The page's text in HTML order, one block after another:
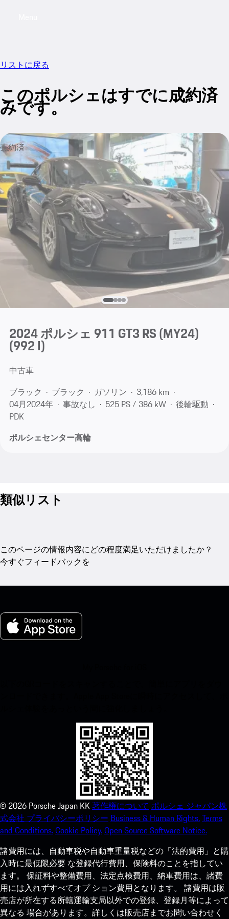
リストに戻る
このポルシェはすでに成約済
みです。
売約済
2024 ポルシェ 911 GT3 RS (MY24)
(992 I)
中古車
ブラック
ブラック ガソリン
3,186 km
04月​2024年
事故なし 525 PS / 386 kW
後輪駆動
PDK
ポルシェセンター高輪
類似リスト
このページの情報内容にどの程度満足いただけましたか？
今すぐフィードバックを
© 2026 Porsche Japan KK著作権について ポルシェ ジャパン株
式会社 プライバシーポリシー Business & Human Rights.Terms
and Conditions.Cookie Policy.Open Source Software Notice.
諸費用には、自動車税や自動車重量税などの「法的費用」と購
入時に最低限必要 な登録代行費用、保険料のことを指してい
ます。 保証料や整備費用、法定点検費用、納車費用は、諸費
用には入れずすべてオプ ション費用となります。 諸費用は販
売店が所在する所轄運輸支局以外での登録、登録月等によって
異なる 場合があります。詳しくは販売店までお問い合わせく